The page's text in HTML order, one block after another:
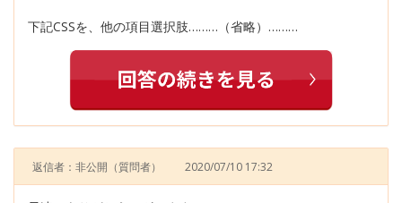
下記CSSを、他の項目選択肢………（省略）………
返信者：非公開 （質問者） 2020/07/10 17:32